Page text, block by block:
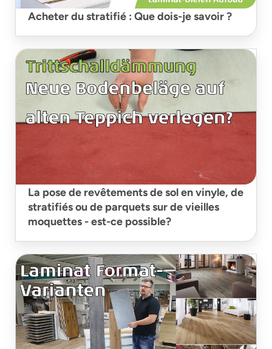
Acheter du stratifié : Que dois-je savoir ?
La pose de revêtements de sol en vinyle, de
stratifiés ou de parquets sur de vieilles
moquettes - est-ce possible?